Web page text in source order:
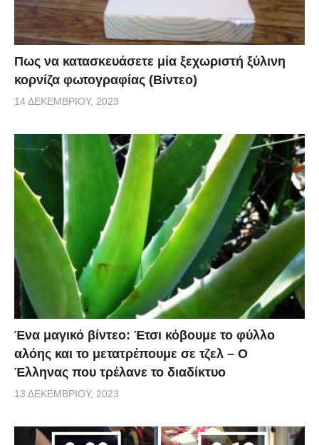
Πως να κατασκευάσετε μία ξεχωριστή ξύλινη
κορνίζα φωτογραφίας (Βίντεο)
14 ΔΕΚΕΜΒΡΊΟΥ, 2023
Ένα μαγικό βίντεο: Έτσι κόβουμε το φύλλο
αλόης και το μετατρέπουμε σε τζελ – O
Έλληνας που τρέλανε το διαδίκτυο
13 ΔΕΚΕΜΒΡΊΟΥ, 2023